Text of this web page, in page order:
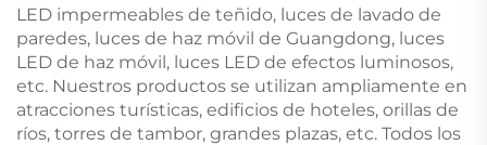
LED impermeables de teñido, luces de lavado de
paredes, luces de haz móvil de Guangdong, luces
LED de haz móvil, luces LED de efectos luminosos,
etc. Nuestros productos se utilizan ampliamente en
atracciones turísticas, edificios de hoteles, orillas de
ríos, torres de tambor, grandes plazas, etc. Todos los